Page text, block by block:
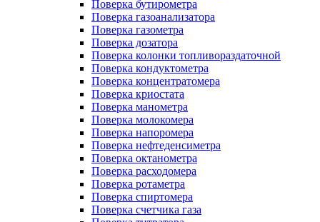
Поверка бутирометра
Поверка газоанализатора
Поверка газометра
Поверка дозатора
Поверка колонки топливораздаточной
Поверка кондуктометра
Поверка концентратомера
Поверка криостата
Поверка манометра
Поверка молокомера
Поверка напоромера
Поверка нефтеденсиметра
Поверка октанометра
Поверка расходомера
Поверка ротаметра
Поверка спиртомера
Поверка счетчика газа